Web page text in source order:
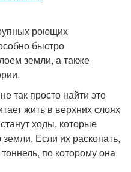
роющих
быстро
земли, а также
так просто найти это
жить в верхних слоях
ходы, которые
Если их раскопать,
по которому она